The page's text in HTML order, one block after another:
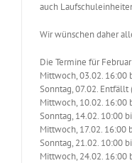
auch
Wir wünschen daher
Die Termine für
Mittwoch, 03.02. 16:00
Sonntag, 07.02. Entfällt
Mittwoch, 10.02. 16:00
Sonntag, 14.02. 10:00
Mittwoch, 17.02. 16:00
Sonntag, 21.02. 10:00
Mittwoch, 24.02. 16:00